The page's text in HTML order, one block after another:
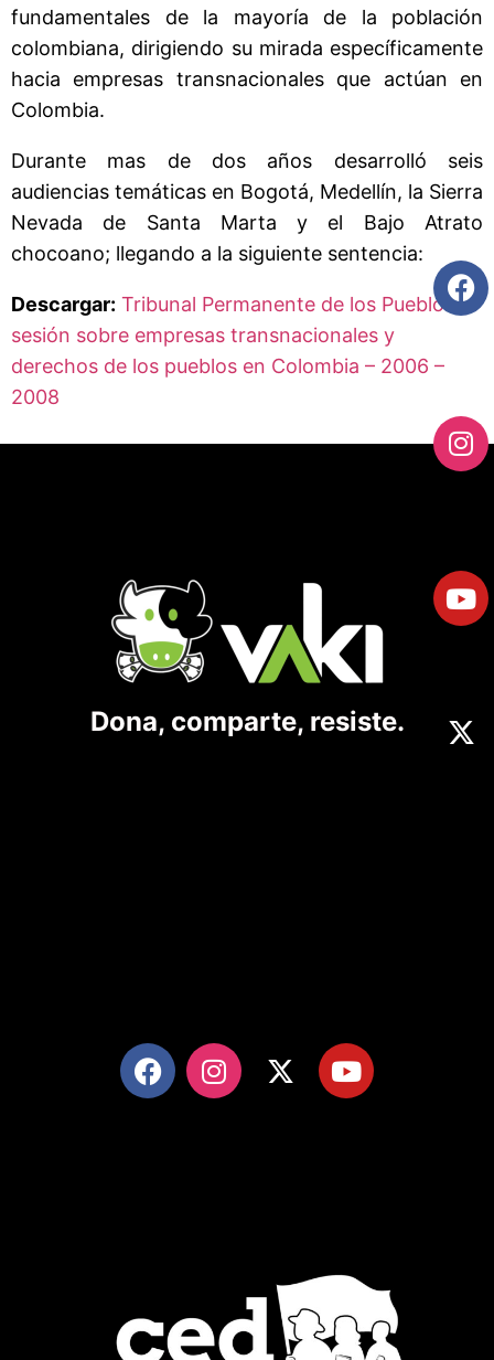
fundamentales de la mayoría de la población
colombiana, dirigiendo su mirada específicamente
hacia empresas transnacionales que actúan en
Colombia.
Durante mas de dos años desarrolló seis
audiencias temáticas en Bogotá, Medellín, la Sierra
Nevada de Santa Marta y el Bajo Atrato
chocoano; llegando a la siguiente sentencia:
Descargar: Tribunal Permanente de los Pueblos
sesión sobre empresas transnacionales y
derechos de los pueblos en Colombia – 2006 –
2008
Dona, comparte, resiste.